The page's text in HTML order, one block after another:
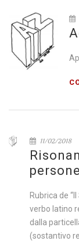
11/02/2018
persone
Rubrica de
verbo latino
dalla
(sostantivo